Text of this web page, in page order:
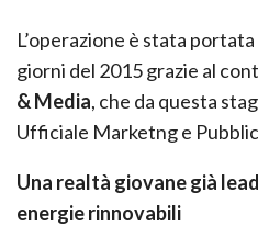
L’operazione è stata
giorni del 2015 grazie al
& Media, che da questa
Ufficiale Marketng e
Una realtà giovane già
energie rinnovabili